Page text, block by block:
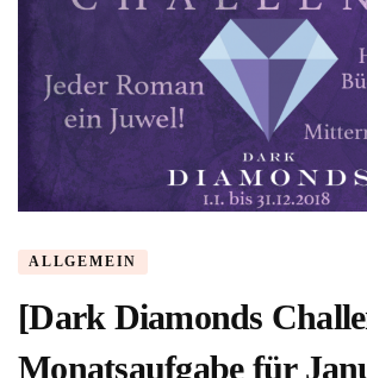
ALLGEMEIN
[Dark Diamonds
Monatsaufgabe für